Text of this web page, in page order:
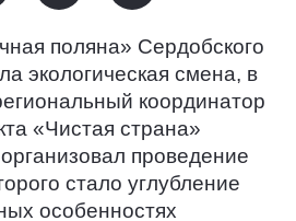
поляна» Сердобского
экологическая смена, в
координатор
«Чистая страна»
проведение
стало углубление
особенностях